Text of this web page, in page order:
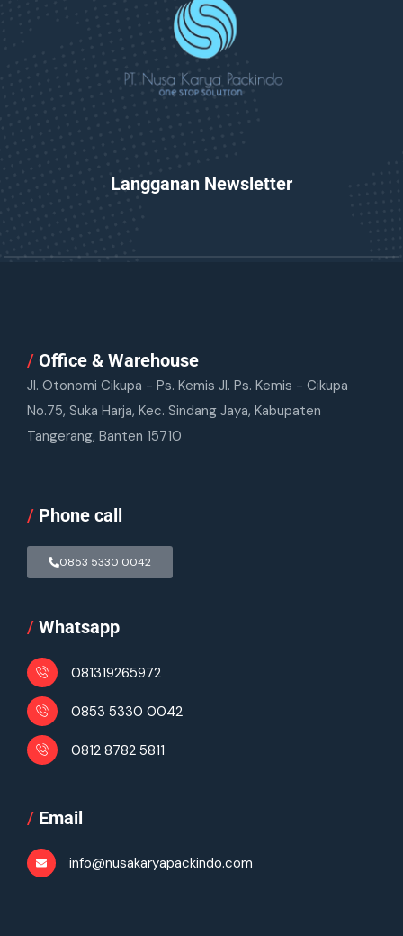
Langganan Newsletter
/ Office & Warehouse
Jl. Otonomi Cikupa - Ps. Kemis Jl. Ps. Kemis - Cikupa
No.75, Suka Harja, Kec. Sindang Jaya, Kabupaten
Tangerang, Banten 15710
/ Phone call
0853 5330 0042
/ Whatsapp
081319265972
0853 5330 0042
0812 8782 5811
/ Email
info@nusakaryapackindo.com